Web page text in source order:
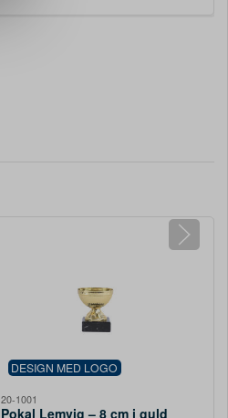
DESIGN MED LOGO
20-1001
Pokal Lemvig – 8 cm i guld